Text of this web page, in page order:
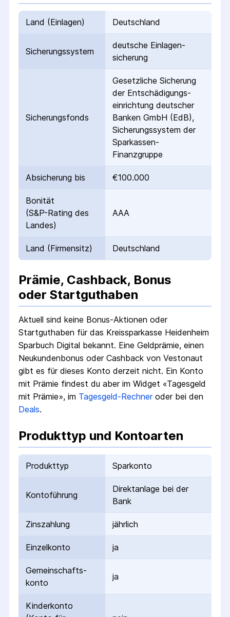
Land (Einlagen) Deutschland
Sicherungs­system
deutsche Einlagen­
sicherung
Sicherungs­fonds
Gesetzliche Sicherung
der Entschädigungs­
einrichtung deutscher
Banken GmbH (EdB),
Sicherungssystem der
Sparkassen-
Finanzgruppe
Absicherung bis €100.000
Bonität
(S&P-Rating des
Landes)
AAA
Land (Firmensitz) Deutschland
Prämie, Cashback, Bonus
oder Startguthaben
Aktuell sind keine Bonus-Aktionen oder
Startguthaben für das Kreissparkasse Heidenheim
Sparbuch Digital bekannt. Eine Geldprämie, einen
Neukundenbonus oder Cashback von Vestonaut
gibt es für dieses Konto derzeit nicht. Ein Konto
mit Prämie findest du aber im Widget «Tagesgeld
mit Prämie», im Tagesgeld-Rechneroder bei den
Deals.
Produkttyp und Kontoarten
Produkttyp Sparkonto
Kontoführung
Direktanlage bei der
Bank
Zinszahlung jährlich
Einzelkonto ja
Gemeinschafts­
konto
ja
Kinderkonto